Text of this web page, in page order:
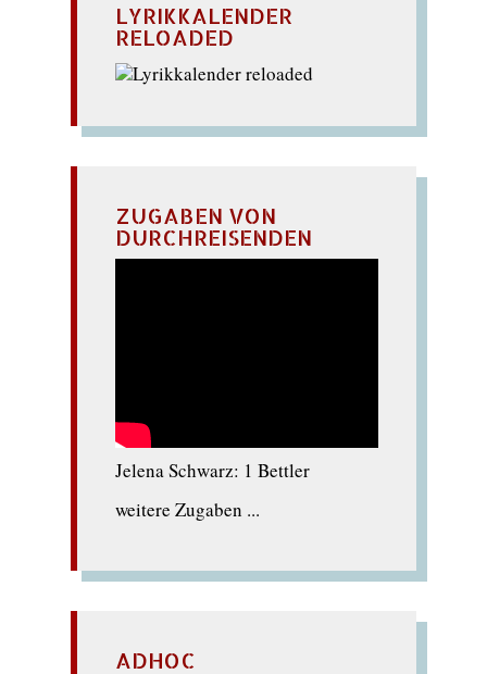
LYRIKKALENDER
RELOADED
ZUGABEN VON
DURCHREISENDEN
Jelena Schwarz: 1 Bettler
weitere Zugaben ...
ADHOC